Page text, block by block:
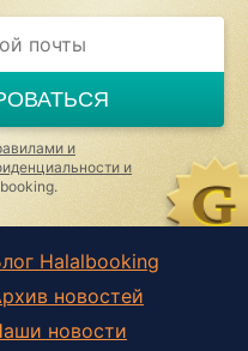
и
и
Halalbooking
новостей
новости